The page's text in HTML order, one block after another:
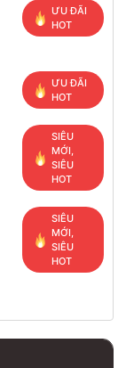
ƯU ĐÃI
HOT
ƯU ĐÃI
HOT
SIÊU
MỚI,
SIÊU
HOT
SIÊU
MỚI,
SIÊU
HOT